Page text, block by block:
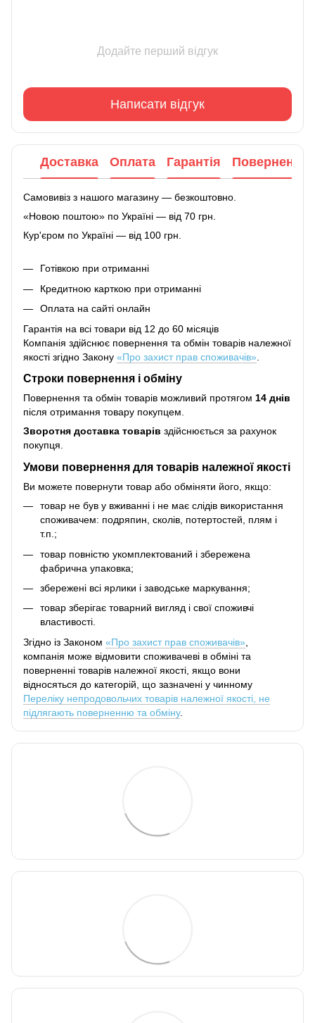
Додайте перший відгук
Написати відгук
Доставка Оплата Гарантія Повернення
Самовивіз з нашого магазину — безкоштовно.
«Новою поштою» по Україні — від 70 грн.
Кур'єром по Україні — від 100 грн.
Готівкою при отриманні
Кредитною карткою при отриманні
Оплата на сайті онлайн
Гарантія на всі товари від 12 до 60 місяців
Компанія здійснює повернення та обмін товарів належної
якості згідно Закону «Про захист прав споживачів»
Строки повернення і обміну
Повернення та обмін товарів можливий протягом 14 днів
після отримання товару покупцем.
Зворотня доставка товарів здійснюється за рахунок
покупця.
Умови повернення для товарів належної якості
Ви можете повернути товар або обміняти його, якщо:
товар не був у вживанні і не має слідів використання
споживачем: подряпин, сколів, потертостей, плям і
т.п.;
товар повністю укомплектований і збережена
фабрична упаковка;
збережені всі ярлики і заводське маркування;
товар зберігає товарний вигляд і свої споживчі
властивості.
Згідно із Законом «Про захист прав споживачів»
компанія може відмовити споживачеві в обміні та
поверненні товарів належної якості, якщо вони
відносяться до категорій, що зазначені у чинному
Переліку непродовольчих товарів належної якості, не
підлягають поверненню та обміну.